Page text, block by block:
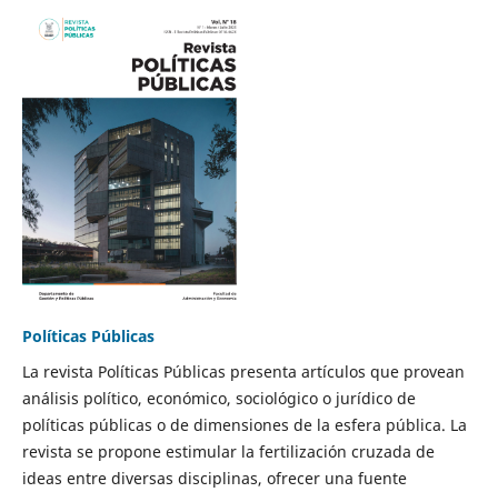
Políticas Públicas
La revista Políticas Públicas presenta artículos que provean
análisis político, económico, sociológico o jurídico de
políticas públicas o de dimensiones de la esfera pública. La
revista se propone estimular la fertilización cruzada de
ideas entre diversas disciplinas, ofrecer una fuente